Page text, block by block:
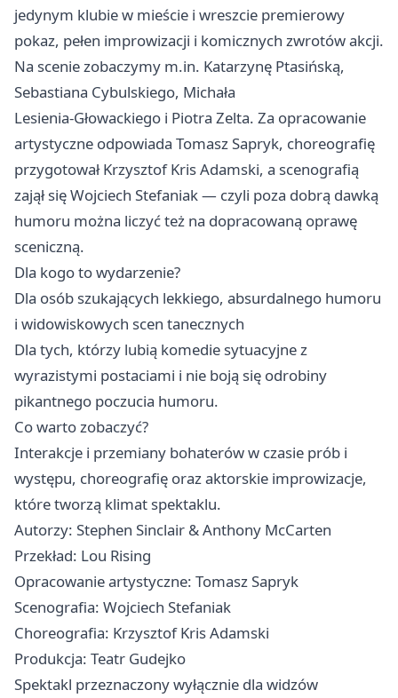
jedynym klubie w mieście i wreszcie premierowy
pokaz, pełen improwizacji i komicznych zwrotów akcji.
Na scenie zobaczymy m.in. Katarzynę Ptasińską,
Sebastiana Cybulskiego, Michała
Lesienia‑Głowackiego i Piotra Zelta. Za opracowanie
artystyczne odpowiada Tomasz Sapryk, choreografię
przygotował Krzysztof Kris Adamski, a scenografią
zajął się Wojciech Stefaniak — czyli poza dobrą dawką
humoru można liczyć też na dopracowaną oprawę
sceniczną.
Dla kogo to wydarzenie?
Dla osób szukających lekkiego, absurdalnego humoru
i widowiskowych scen tanecznych
Dla tych, którzy lubią komedie sytuacyjne z
wyrazistymi postaciami i nie boją się odrobiny
pikantnego poczucia humoru.
Co warto zobaczyć?
Interakcje i przemiany bohaterów w czasie prób i
występu, choreografię oraz aktorskie improwizacje,
które tworzą klimat spektaklu.
Autorzy: Stephen Sinclair & Anthony McCarten
Przekład: Lou Rising
Opracowanie artystyczne: Tomasz Sapryk
Scenografia: Wojciech Stefaniak
Choreografia: Krzysztof Kris Adamski
Produkcja: Teatr Gudejko
Spektakl przeznaczony wyłącznie dla widzów